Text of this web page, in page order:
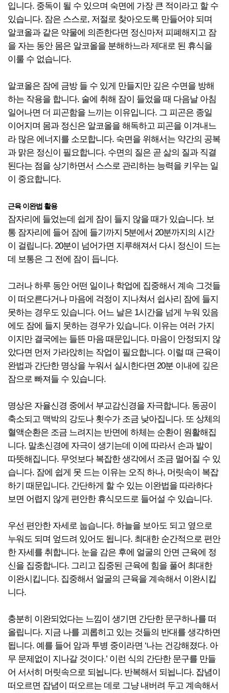
입니다. 중독이 될 수 있으며 숙면에 가장 큰 적이라고 할 수
있습니다. 잠은 스스로, 저절로 찾아오도록 만들어야 되며
알코올과 같은 약물에 의존한다면 정신마저 피폐해지고 잠
을 자는 동안 몸은 알코올을 분해하느라 제대로 된 휴식을
이룰 수 없습니다.
알코올은 잠에 금방 들 수 있게 만들지만 깊은 수면을 방해
하는 작용을 합니다. 술에 취해 잠이 들었을 때 다음날 아침
일어나면 더 피곤함을 느끼는 이유입니다. 그 피곤은 종일
이어지며 몸과 정신은 알코올을 해독하고 피곤을 이겨내느
라 많은 에너지를 소모합니다. 숙면을 위해서는 약간의 공복
과 맑은 정신이 필요합니다. 수면의 질은 곧 삶의 질과 직결
된다는 점을 상기하면서 스스로 관리하는 능력을 키우는 일
이 중요합니다.
근육 이완법 활용
잠자리에 들었는데 쉽게 잠이 들지 않을 때가 있습니다. 보
통 잠자리에 들어 잠에 들기까지 5분에서 20분까지의 시간
이 걸립니다. 20분이 넘어가면 지루해져서 다시 정신이 드는
데 보통은 그 전에 잠이 듭니다.
그러나 하루 동안 어떤 일이나 학업에 집중해서 계속 그것들
이 떠오른다거나 마음에 걱정이 지나쳐서 쉽사리 잠에 들지
못하는 경우도 있습니다. 어느 날은 1시간을 넘게 누워 있음
에도 잠에 들지 못하는 경우가 있습니다. 이유는 여러 가지
이지만 결국에는 들뜬 마음 때문입니다. 마음이 안정되지 않
았다면 먼저 가라앉히는 작업이 필요합니다. 이럴 때 근육이
완법과 간단한 명상을 누워서 실시한다면 20분 이내에 깊은
잠으로 빠져들 수 있습니다.
명상은 자율신경 중에서 부교감신경을 자극합니다. 동공이
축소되고 맥박의 강도나 횟수가 조금 낮아집니다. 또 상체의
혈액순환은 조금 느려지는 반면에 하체는 순환이 원활해집
니다. 말초신경에 자극이 생기는데 이에 따라서 손과 발이
따뜻해집니다. 무엇보다 복잡한 생각에서 조금 멀어질 수 있
습니다. 잠에 쉽게 못 드는 이유는 오직 하나, 머릿속이 복잡
하기 때문입니다. 간단하게 할 수 있는 이완법을 따라하다
보면 어렵지 않게 편안한 휴식모드로 들어설 수 있습니다.
우선 편안한 자세로 눕습니다. 하늘을 보아도 되고 옆으로
누워도 되며 엎드려 있어도 됩니다. 최대한 순간적으로 편안
한 자세를 취합니다. 눈을 감은 후에 얼굴의 안면 근육에 정
신을 집중합니다. 그리고 집중된 근육에 힘을 풀어 최대한
이완시킵니다. 집중해서 얼굴의 근육을 계속해서 이완시킵
니다.
충분히 이완되었다는 느낌이 생기면 간단한 문구하나를 떠
올립니다. 지금 나를 괴롭히고 있는 것들의 반대를 생각하면
됩니다. 예를 들어 암과 투병 중이라면 ‘나는 건강해졌다. 아
무 문제없이 지나갈 것이다.’ 이런 식의 간단한 문구를 만들
어 서서히 머릿속으로 되뇝니다. 반복해서 되뇝니다. 잡념이
떠오르면 잡념이 떠오르는 데로 그냥 내버려 두고 계속해서